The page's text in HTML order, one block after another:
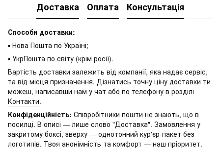
Доставка Оплата Консультація
Способи доставки:
▪ Нова Пошта по Україні;
▪ УкрПошта по світу (крім росії).
Вартість доставки залежить від компанії, яка надає сервіс,
та від місця призначення. Дізнатись точну ціну доставки ти
можеш, написавши нам у чат або по телефону в розділі
Контакти.
Конфіденційність: Співробітники пошти не знають, що в
посилці. В описі — лише слово "Доставка". Замовлення у
закритому боксі, зверху — однотонний кур'єр-пакет без
логотипів. Твоя анонімність та комфорт — наш пріоритет.